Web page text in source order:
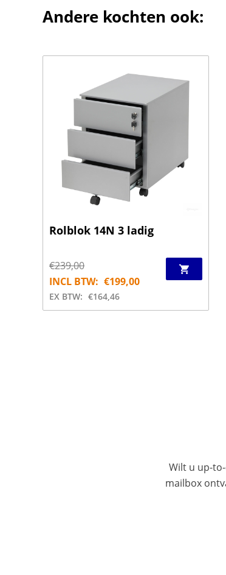
Andere kochten ook:
Rolblok 14N 3 ladig
€239,00
INCL BTW: €199,00
EX BTW: €164,46
Wilt u up-
mailbox